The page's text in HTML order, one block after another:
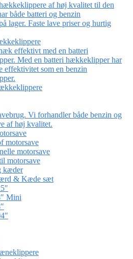
af høj kvalitet til den
både batteri og benzin
lager. Faste lave priser og hurtig
effektivt med en batteri
Med en batteri hækkeklipper har
effektivitet som en benzin
Vi forhandler både benzin og
af høj kvalitet.
motorsave
motorsave
motorsave
kæder
& Kæde sæt
Mini